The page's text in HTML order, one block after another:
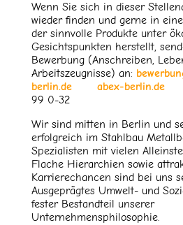
Wenn Sie sich in dieser
wieder finden und gerne in
der sinnvolle Produkte unter
Gesichtspunkten herstellt,
Bewerbung (Anschreiben,
Arbeitszeugnisse) an:
berlin.de
abex-berlin.de
99 0-32
Wir sind mitten in Berlin und
erfolgreich im Stahlbau
Spezialisten mit vielen
Flache Hierarchien sowie
Karrierechancen sind bei uns
Ausgeprägtes Umwelt- und
fester Bestandteil unserer
Unternehmensphilosophie.